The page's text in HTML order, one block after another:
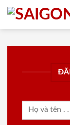
Skip
content